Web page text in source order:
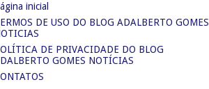
inicial
DE USO DO BLOG ADALBERTO GOMES
DE PRIVACIDADE DO BLOG
GOMES NOTÍCIAS